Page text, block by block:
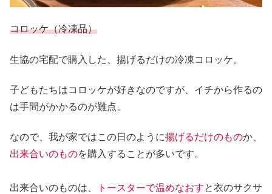
コロッケ（冷凍品）
生協の宅配で購入した、揚げるだけの冷凍コロッケ。
子どもたちはコロッケが好きなのですが、イチから作るの
は手間がかかるのが難点。
なので、我が家ではこの日のように揚げるだけのものか、
出来合いのものを購入することが多いです。
出来合いのものは、 トースターで温めなおすと衣のサクサ